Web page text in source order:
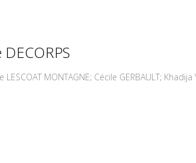
MONTAGNE; Cécile GERBAULT; Khadija